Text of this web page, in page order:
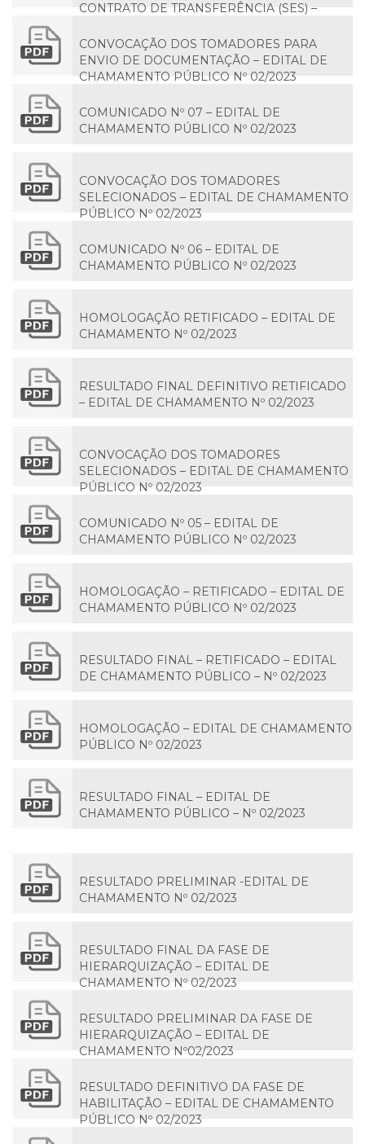
CONTRATO DE TRANSFERÊNCIA (SES) –
02/2023
CONVOCAÇÃO DOS TOMADORES PARA
ENVIO DE DOCUMENTAÇÃO – EDITAL DE
CHAMAMENTO PÚBLICO Nº 02/2023
COMUNICADO Nº 07 – EDITAL DE
CHAMAMENTO PÚBLICO Nº 02/2023
CONVOCAÇÃO DOS TOMADORES
SELECIONADOS – EDITAL DE CHAMAMENTO
PÚBLICO Nº 02/2023
COMUNICADO Nº 06 – EDITAL DE
CHAMAMENTO PÚBLICO Nº 02/2023
HOMOLOGAÇÃO RETIFICADO – EDITAL DE
CHAMAMENTO Nº 02/2023
RESULTADO FINAL DEFINITIVO RETIFICADO
– EDITAL DE CHAMAMENTO Nº 02/2023
CONVOCAÇÃO DOS TOMADORES
SELECIONADOS – EDITAL DE CHAMAMENTO
PÚBLICO Nº 02/2023
COMUNICADO Nº 05 – EDITAL DE
CHAMAMENTO PÚBLICO Nº 02/2023
HOMOLOGAÇÃO – RETIFICADO – EDITAL DE
CHAMAMENTO PÚBLICO Nº 02/2023
RESULTADO FINAL – RETIFICADO – EDITAL
DE CHAMAMENTO PÚBLICO – Nº 02/2023
HOMOLOGAÇÃO – EDITAL DE CHAMAMENTO
PÚBLICO Nº 02/2023
RESULTADO FINAL – EDITAL DE
CHAMAMENTO PÚBLICO – Nº 02/2023
RESULTADO PRELIMINAR -EDITAL DE
CHAMAMENTO Nº 02/2023
RESULTADO FINAL DA FASE DE
HIERARQUIZAÇÃO – EDITAL DE
CHAMAMENTO Nº 02/2023
RESULTADO PRELIMINAR DA FASE DE
HIERARQUIZAÇÃO – EDITAL DE
CHAMAMENTO Nº02/2023
RESULTADO DEFINITIVO DA FASE DE
HABILITAÇÃO – EDITAL DE CHAMAMENTO
PÚBLICO Nº 02/2023